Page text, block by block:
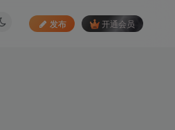
发布 开通会员